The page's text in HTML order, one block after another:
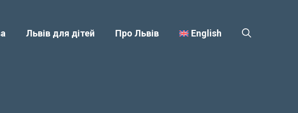
Львів для дітей Про Львів English